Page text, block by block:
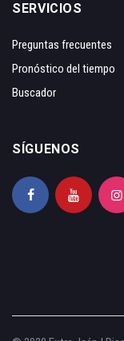
SERVICIOS
Preguntas frecuentes
Pronóstico del tiempo
Buscador
SÍGUENOS